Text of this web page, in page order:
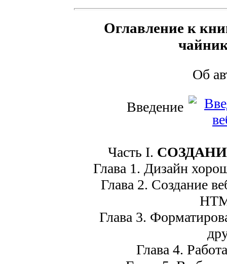
Оглавление к
Об
Введение
Часть I.
Глава 1. Дизайн
Глава 2. Создание
Глава 3.
Глава 4.